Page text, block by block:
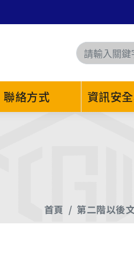
聯絡方式 資訊安
首頁 第二階以後